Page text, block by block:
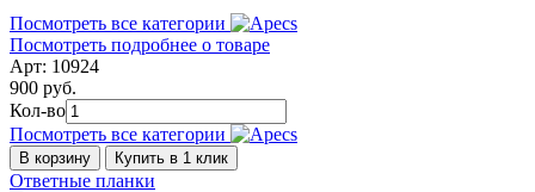
Посмотреть все категории
Посмотреть подробнее о товаре
Арт: 10924
900 руб.
Кол-во
Посмотреть все категории
В корзину Купить в 1 клик
Ответные планки